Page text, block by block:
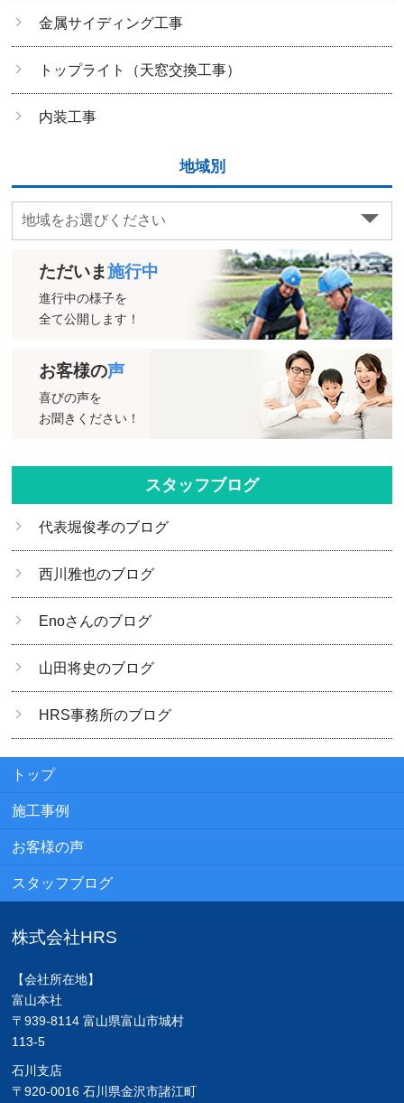
金属サイディング工事
トップライト（天窓交換工事）
内装工事
地域別
ただいま施行中
進行中の様子を
全て公開します！
お客様の声
喜びの声を
お聞きください！
スタッフブログ
代表堀俊孝のブログ
西川雅也のブログ
Enoさんのブログ
山田将史のブログ
HRS事務所のブログ
トップ
施工事例
お客様の声
スタッフブログ
株式会社HRS
【会社所在地】
富山本社
〒939-8114 富山県富山市城村
113-5
石川支店
〒920-0016 石川県金沢市諸江町